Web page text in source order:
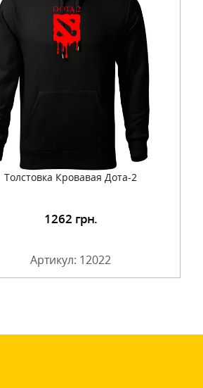
Толстовка Кровавая Дота-2
1262 грн.
Артикул: 12022